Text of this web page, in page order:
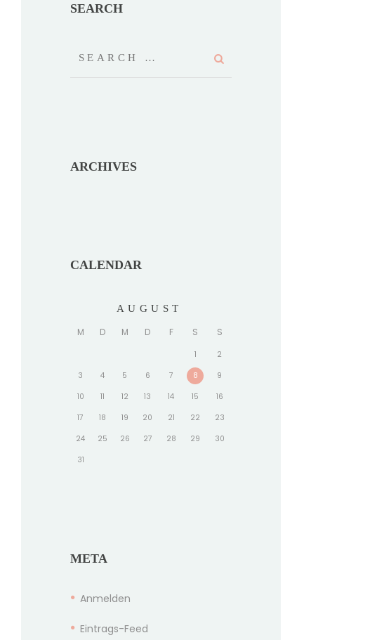
SEARCH
ARCHIVES
CALENDAR
AUGUST
M D M D F S S
1
2
3
4 5 6 7 8
9
10
11 12 13 14 15
16
17
18 19 20 21 22
23
24
25 26 27 28 29
30
31
META
Anmelden
Eintrags-Feed